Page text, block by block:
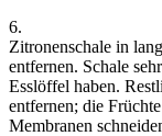
6.
Zitronenschale in
entfernen. Schale
Esslöffel haben.
entfernen; die
Membranen